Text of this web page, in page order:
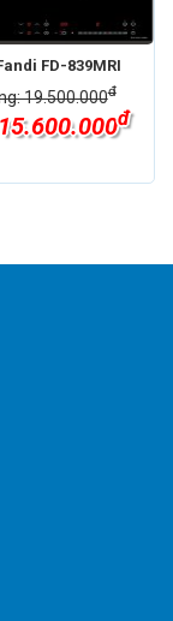
FD-839MRI
19.500.000đ
15.600.000đ